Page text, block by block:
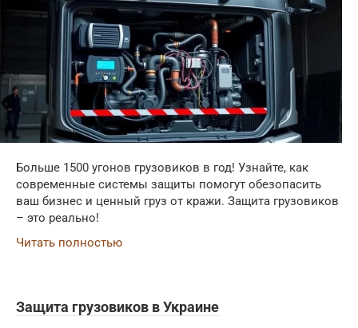
Больше 1500 угонов грузовиков в год! Узнайте, как
современные системы защиты помогут обезопасить
ваш бизнес и ценный груз от кражи. Защита грузовиков
– это реально!
Читать полностью
Защита грузовиков в Украине